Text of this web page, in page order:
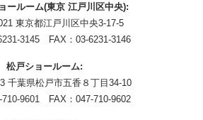
ールーム(東京 江戸川区中央):
東京都江戸川区中央3-17-5
3145 FAX：03-6231-3146
松戸ショールーム:
千葉県松戸市五香８丁目34-10
710-9601 FAX：047-710-9602